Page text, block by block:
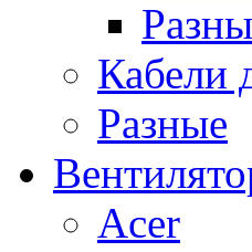
Кабели
Разные
Acer